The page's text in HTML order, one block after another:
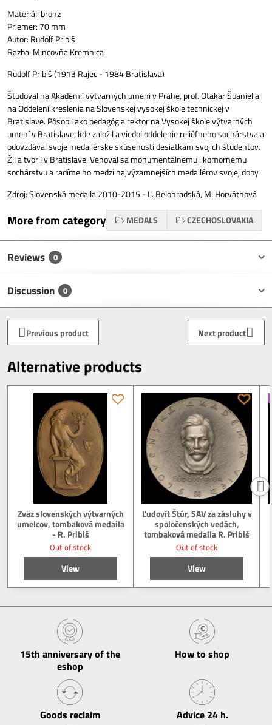
Materiál: bronz
Priemer: 70 mm
Autor: Rudolf Pribiš
Razba: Mincovňa Kremnica
Rudolf Pribiš (1913 Rajec - 1984 Bratislava)
Študoval na Akadémií výtvarných umení v Prahe, prof. Otakar Španiel a
na Oddelení kreslenia na Slovenskej vysokej škole technickej v
Bratislave. Pôsobil ako pedagóg a rektor na Vysokej škole výtvarných
umení v Bratislave, kde založil a viedol oddelenie reliéfneho sochárstva a
odovzdával svoje medailérske skúsenosti desiatkam svojich študentov.
Žil a tvoril v Bratislave. Venoval sa monumentálnemu i komornému
sochárstvu a radíme ho medzi najvýzamnejších medailérov svojej doby.
Zdroj: Slovenská medaila 2010-2015 - Ľ. Belohradská, M. Horváthová
More from category MEDALS CZECHOSLOVAKIA
Reviews 0
Discussion 0
Previous product Next product
Alternative products
Zväz slovenských výtvarných
umelcov, tombaková medaila
- R. Pribiš
Out of stock
View
Ľudovít Štúr, SAV za zásluhy v
spoločenských vedách,
tombaková medaila R. Pribiš
Out of stock
View
15th anniversary of the
eshop
How to shop
Goods reclaim Advice 24 h​.